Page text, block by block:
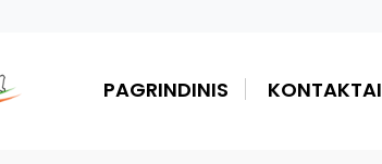
PAGRINDINIS KONTAKTAI